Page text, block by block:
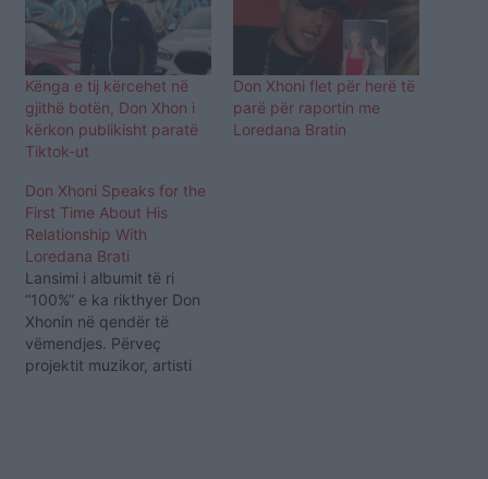
Kënga e tij kërcehet në
gjithë botën, Don Xhon i
kërkon publikisht paratë
Tiktok-ut
Don Xhoni flet për herë të
parë për raportin me
Loredana Bratin
Don Xhoni Speaks for the
First Time About His
Relationship With
Loredana Brati
Lansimi i albumit të ri
“100%” e ka rikthyer Don
Xhonin në qendër të
vëmendjes. Përveç
projektit muzikor, artisti